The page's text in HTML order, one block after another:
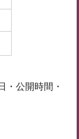
・公開時間・